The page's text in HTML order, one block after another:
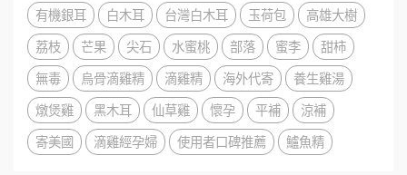
有機銀耳
白木耳 台灣白木耳 玉荷包
高雄大樹
荔枝
芒果 尖石 水蜜桃 部落 蜜李
甜柿
無毒
烏骨滴雞精 滴雞精 海外代寄
養生雞湯
燉煲雞
黑木耳 仙草雞 懷孕 平補
涼補
寄美國
滴雞經孕婦 使用者口碑推薦 鱸魚精